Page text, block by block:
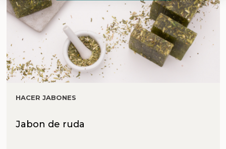
HACER JABONES
Jabon de ruda